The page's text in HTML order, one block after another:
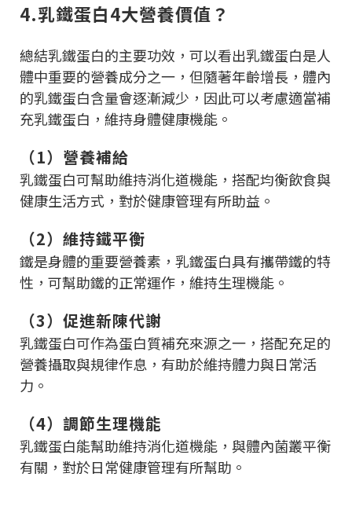
4.乳鐵蛋白4大營養價值？
總結乳鐵蛋白的主要功效，可以看出乳鐵蛋白是人
體中重要的營養成分之一，但隨著年齡增長，體內
的乳鐵蛋白含量會逐漸減少，因此可以考慮適當補
充乳鐵蛋白，維持身體健康機能。
（1）營養補給
乳鐵蛋白可幫助維持消化道機能，搭配均衡飲食與
健康生活方式，對於健康管理有所助益。
（2）維持鐵平衡
鐵是身體的重要營養素，乳鐵蛋白具有攜帶鐵的特
性，可幫助鐵的正常運作，維持生理機能。
（3）促進新陳代謝
乳鐵蛋白可作為蛋白質補充來源之一，搭配充足的
營養攝取與規律作息，有助於維持體力與日常活
力。
（4）調節生理機能
乳鐵蛋白能幫助維持消化道機能，與體內菌叢平衡
有關，對於日常健康管理有所幫助。